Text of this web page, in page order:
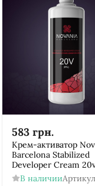
583 грн.
Крем-активатор
Barcelona Stabilized
Developer Cream
В наличииАртикул